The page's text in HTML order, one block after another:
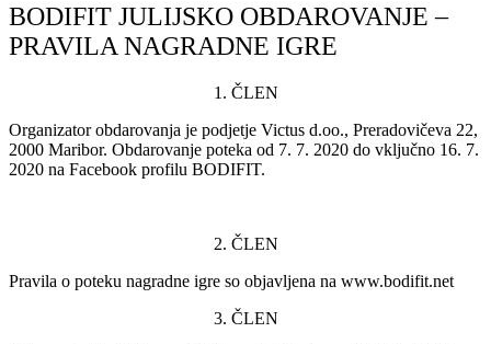
BODIFIT JULIJSKO OBDAROVANJE –
PRAVILA NAGRADNE IGRE
1. ČLEN
Organizator obdarovanja je podjetje Victus d.oo., Preradovičeva 22,
2000 Maribor. Obdarovanje poteka od 7. 7. 2020 do vključno 16. 7.
2020 na Facebook profilu BODIFIT.
2. ČLEN
Pravila o poteku nagradne igre so objavljena na www.bodifit.net
3. ČLEN